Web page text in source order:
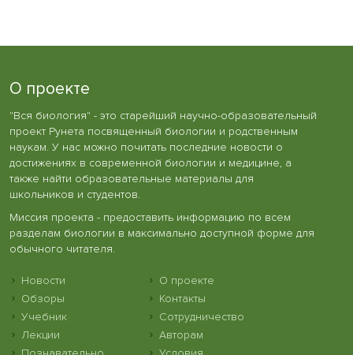
О проекте
"Вся биология" - это старейший научно-образовательный
проект Рунета посвященный биологии и родственным
наукам. У нас можно почитать последние новости о
достижениях в современной биологии и медицине, а
также найти образовательные материалы для
школьников и студентов.
Миссия проекта - предоставить информацию по всем
разделам биологии в максимально доступной форме для
обычного читателя.
Новости
Обзоры
Учебник
Лекции
О проекте
Контакты
Сотрудничество
Авторам